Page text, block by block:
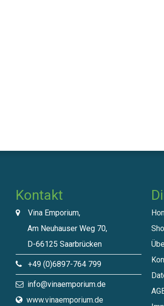
Kontakt
Vina Emporium,
Am Neuhauser Weg 70,
D-66125 Saarbrücken
+49 (0)6897-764 799
info@vinaemporium.de
www.vinaemporium.de